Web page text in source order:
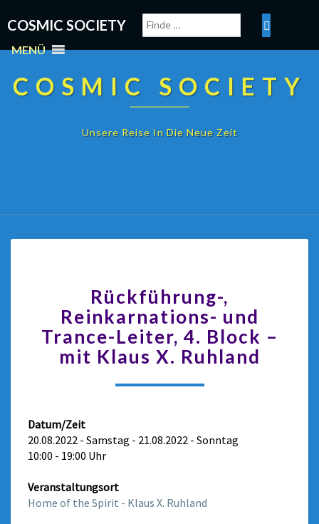
COSMIC SOCIETY
MENÜ
COSMIC SOCIETY
Unsere Reise In Die Neue Zeit
Rückführung-,
Reinkarnations- und
Trance-Leiter, 4. Block –
mit Klaus X. Ruhland
Datum/Zeit
20.08.2022 - Samstag - 21.08.2022 - Sonntag
10:00 - 19:00 Uhr
Veranstaltungsort
Home of the Spirit - Klaus X. Ruhland